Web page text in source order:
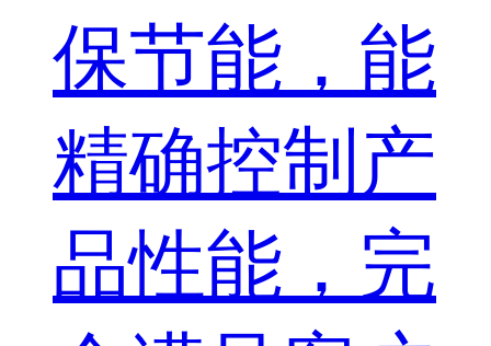
保节能，能
精确控制产
品性能，完